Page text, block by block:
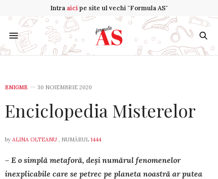
Intra aicipe site ul vechi "Formula AS"
ENIGME 30 NOIEMBRIE 2020
Enciclopedia Misterelor
by ALINA OLTEANU , NUMĂRUL 1444
– E o simplă metaforă, deși numărul feno­me­ne­lor
inexplicabile care se petrec pe planeta noas­tră ar putea